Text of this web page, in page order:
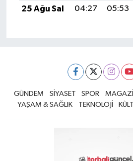
25 Ağu Sal
04:27 05:53
GÜNDEM SİYASET SPOR
YAŞAM & SAĞLIK
TEKNOLOJİ